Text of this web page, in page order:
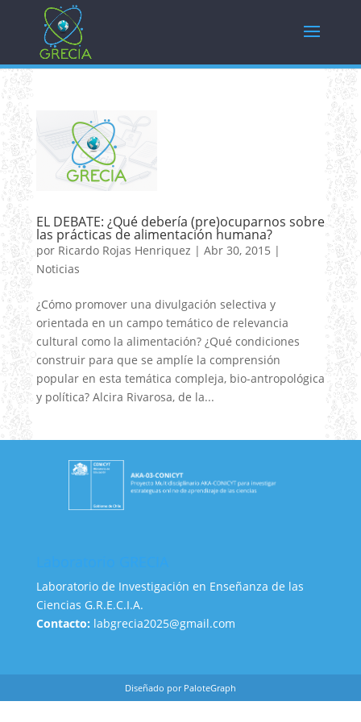
EL DEBATE: ¿Qué debería (pre)ocuparnos sobre
las prácticas de alimentación humana?
por Ricardo Rojas Henriquez | Abr 30, 2015 |
Noticias
¿Cómo promover una divulgación selectiva y
orientada en un campo temático de relevancia
cultural como la alimentación? ¿Qué condiciones
construir para que se amplíe la comprensión
popular en esta temática compleja, bio-antropológica
y política? Alcira Rivarosa, de la...
Laboratorio de Investigación en Enseñanza de las
Ciencias G.R.E.C.I.A.
Contacto: labgrecia2025@gmail.com
Diseñado por PaloteGraph